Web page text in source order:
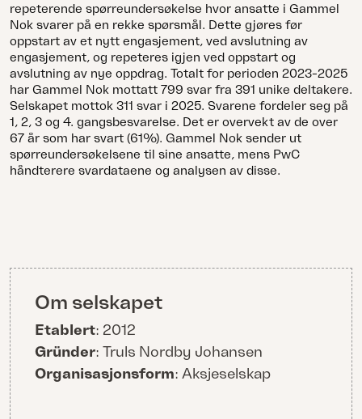
repeterende spørreundersøkelse hvor ansatte i Gammel
Nok svarer på en rekke spørsmål. Dette gjøres før
oppstart av et nytt engasjement, ved avslutning av
engasjement, og repeteres igjen ved oppstart og
avslutning av nye oppdrag. Totalt for perioden 2023-2025
har Gammel Nok mottatt 799 svar fra 391 unike deltakere.
Selskapet mottok 311 svar i 2025. Svarene fordeler seg på
1, 2, 3 og 4. gangsbesvarelse. Det er overvekt av de over
67 år som har svart (61%). Gammel Nok sender ut
spørreundersøkelsene til sine ansatte, mens PwC
håndterere svardataene og analysen av disse.
Om selskapet
Etablert: 2012
Gründer: Truls Nordby Johansen
Organisasjonsform: Aksjeselskap